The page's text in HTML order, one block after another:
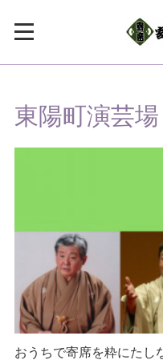
東陽町演芸場
おうちで寄席を粋にたし